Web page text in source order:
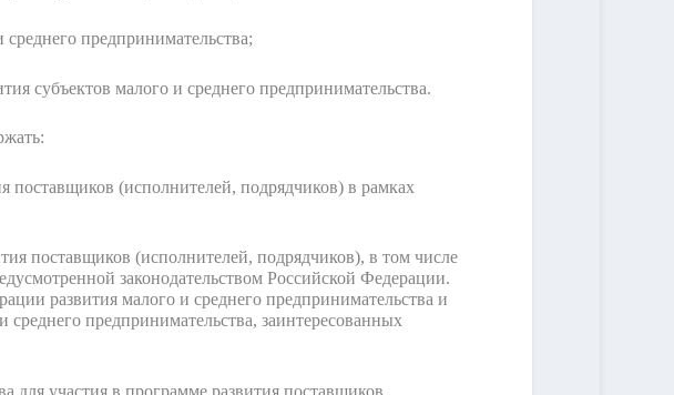
предпринимательства;
субъектов малого и среднего предпринимательства.
(исполнителей, подрядчиков) в рамках
поставщиков (исполнителей, подрядчиков), в том числе
законодательством Российской Федерации.
развития малого и среднего предпринимательства и
предпринимательства, заинтересованных
для участия в программе развития поставщиков